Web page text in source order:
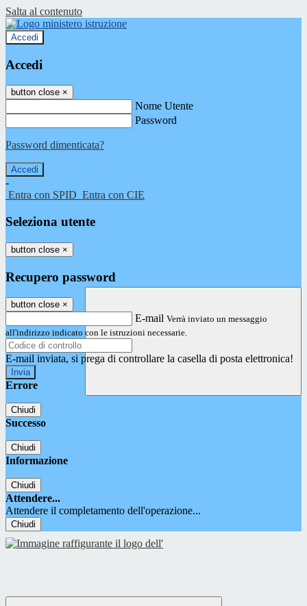
Salta al contenuto
Accedi
Accedi
button close ×
Nome Utente
Password
Password dimenticata?
-
Entra con SPID Entra con CIE
Seleziona utente
button close ×
Recupero password
button close ×
E-mail Verrà inviato un messaggio
all'indirizzo indicato con le istruzioni necessarie.
E-mail inviata, si prega di controllare la casella di posta elettronica!
Errore
Chiudi
Successo
Chiudi
Informazione
Chiudi
Attendere...
Attendere il completamento dell'operazione...
Chiudi